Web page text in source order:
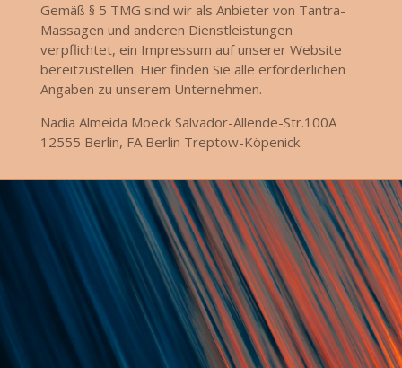
Gemäß § 5 TMG sind wir als Anbieter von Tantra-
Massagen und anderen Dienstleistungen
verpflichtet, ein Impressum auf unserer Website
bereitzustellen. Hier finden Sie alle erforderlichen
Angaben zu unserem Unternehmen.
Nadia Almeida Moeck Salvador-Allende-Str.100A
12555 Berlin, FA Berlin Treptow-Köpenick.